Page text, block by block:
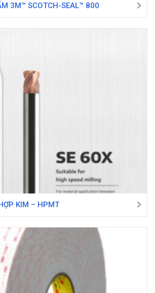
3M™ SCOTCH-SEAL™ 800
KIM – HPMT